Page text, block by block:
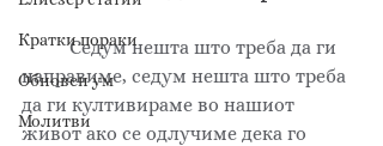
Кратки пораки
Обновен ум
Молитви
	Седум нешта што треба да ги
направиме, седум нешта што треба
да ги култивираме во нашиот
живот ако се одлучиме дека го